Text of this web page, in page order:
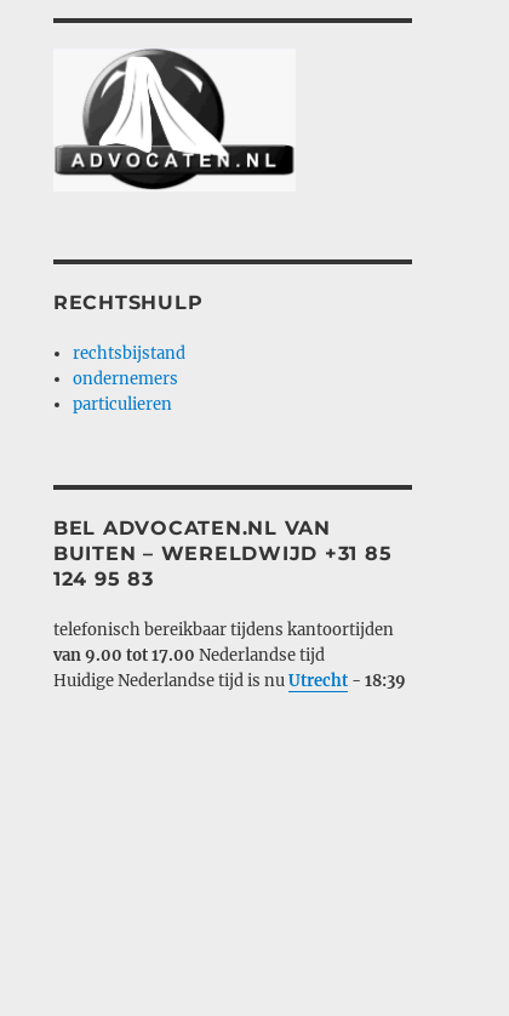
RECHTSHULP
rechtsbijstand
ondernemers
particulieren
BEL ADVOCATEN.NL VAN
BUITEN – WERELDWIJD +31 85
124 95 83
telefonisch bereikbaar tijdens kantoortijden
van 9.00 tot 17.00 Nederlandse tijd
Huidige Nederlandse tijd is nuUtrecht- 18:39